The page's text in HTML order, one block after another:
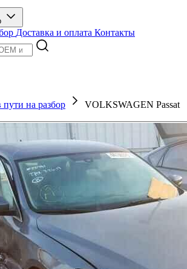
Доставка и оплата Контакты
пути на разбор
VOLKSWAGEN Passat